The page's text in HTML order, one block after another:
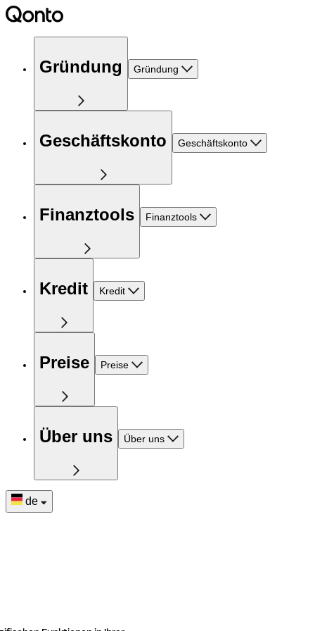
Gründung Gründung
Geschäftskonto Geschäftskonto
Finanztools Finanztools
Kredit Kredit
Preise Preise
Über uns Über uns
de